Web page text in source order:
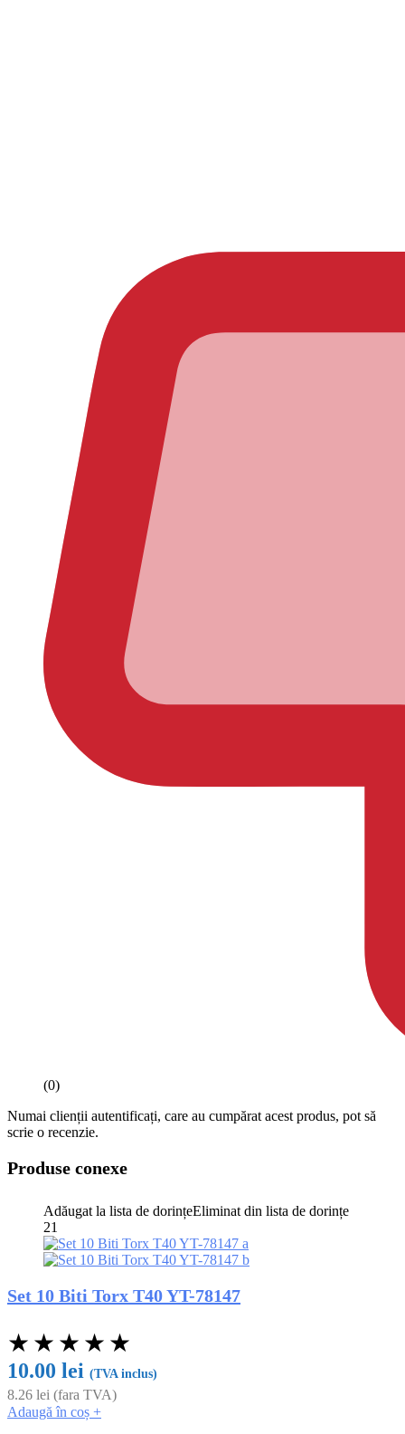
(0)
Numai clienții autentificați, care au cumpărat acest produs, pot să
scrie o recenzie.
Produse conexe
Adăugat la lista de dorințeEliminat din lista de dorințe
21
Set 10 Biti Torx T40 YT-78147
★ ★ ★ ★ ★
10.00 lei (TVA inclus)
8.26 lei (fara TVA)
Adaugă în coș +